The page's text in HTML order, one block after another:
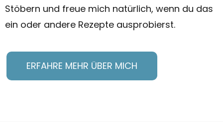
Stöbern und freue mich natürlich, wenn du das
ein oder andere Rezepte ausprobierst.
ERFAHRE MEHR ÜBER MICH